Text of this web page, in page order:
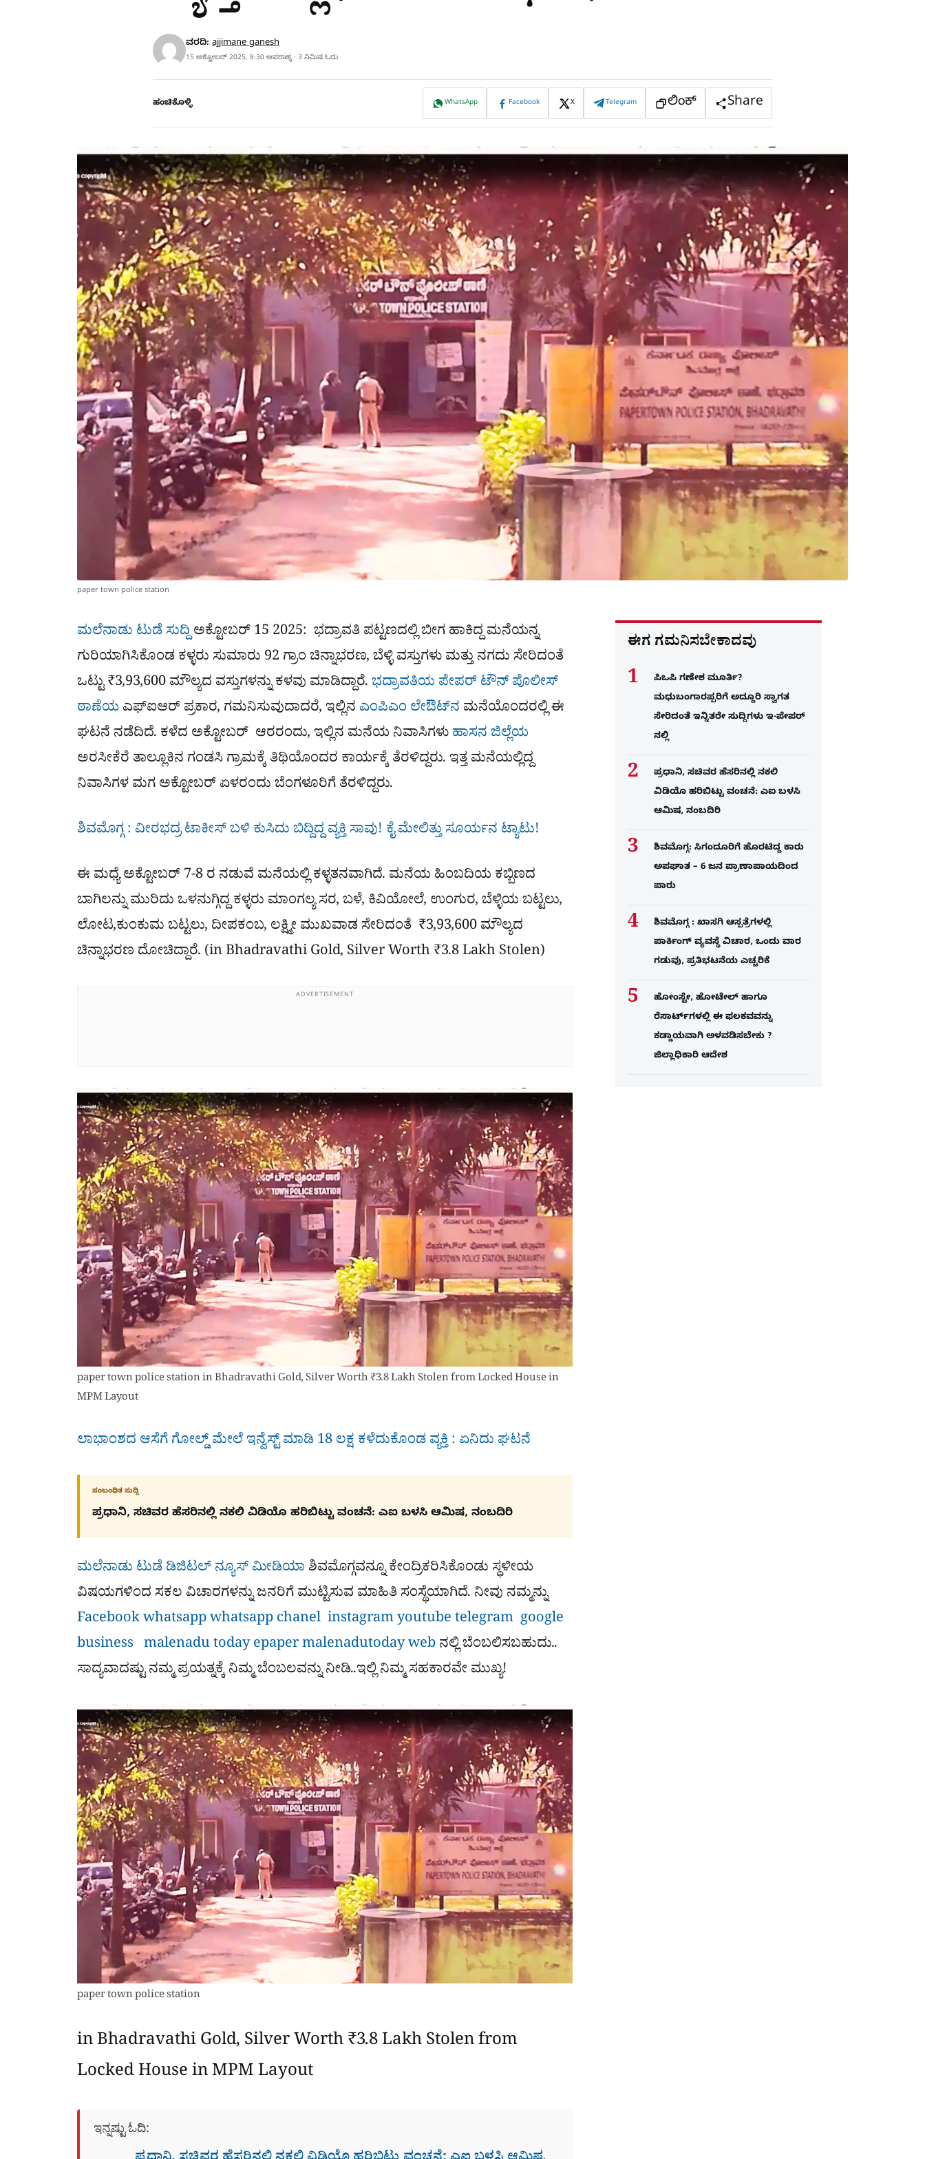
ವರದಿ: ajjimane ganesh
15 ಅಕ್ಟೋಬರ್ 2025, 8:30 ಅಪರಾಹ್ನ · 3 ನಿಮಿಷ ಓದು
ಹಂಚಿಕೊಳ್ಳಿ WhatsApp Facebook X Telegram ಲಿಂಕ್ Share
paper town police station
ಮಲೆನಾಡು ಟುಡೆ ಸುದ್ದಿಅಕ್ಟೋಬರ್ 15 2025: ಭದ್ರಾವತಿ ಪಟ್ಟಣದಲ್ಲಿ ಬೀಗ ಹಾಕಿದ್ದ ಮನೆಯನ್ನ
ಗುರಿಯಾಗಿಸಿಕೊಂಡ ಕಳ್ಳರು ಸುಮಾರು 92 ಗ್ರಾಂ ಚಿನ್ನಾಭರಣ, ಬೆಳ್ಳಿ ವಸ್ತುಗಳು ಮತ್ತು ನಗದು ಸೇರಿದಂತೆ
ಒಟ್ಟು ₹3,93,600 ಮೌಲ್ಯದ ವಸ್ತುಗಳನ್ನು ಕಳವು ಮಾಡಿದ್ದಾರೆ.ಭದ್ರಾವತಿಯ ಪೇಪರ್​ ಟೌನ್​ ಪೊಲೀಸ್
ಠಾಣೆಯ ಎಫ್​ಐಆರ್​ ಪ್ರಕಾರ, ಗಮನಿಸುವುದಾದರೆ, ಇಲ್ಲಿನ ಎಂಪಿಎಂ ಲೇಔಟ್‌ನ ಮನೆಯೊಂದರಲ್ಲಿ ಈ
ಘಟನೆ ನಡೆದಿದೆ. ಕಳೆದ ಅಕ್ಟೋಬರ್​ ಆರರಂದು, ಇಲ್ಲಿನ ಮನೆಯ ನಿವಾಸಿಗಳುಹಾಸನ ಜಿಲ್ಲೆಯ
ಅರಸೀಕೆರೆ ತಾಲ್ಲೂಕಿನ ಗಂಡಸಿ ಗ್ರಾಮಕ್ಕೆ ತಿಥಿಯೊಂದರ ಕಾರ್ಯಕ್ಕೆ ತೆರಳಿದ್ದರು. ಇತ್ತ ಮನೆಯಲ್ಲಿದ್ದ
ನಿವಾಸಿಗಳ ಮಗ ಅಕ್ಟೋಬರ್​ ಏಳರಂದು ಬೆಂಗಳೂರಿಗೆ ತೆರಳಿದ್ದರು.
ಶಿವಮೊಗ್ಗ : ವೀರಭದ್ರ ಟಾಕೀಸ್​ ಬಳಿ ಕುಸಿದು ಬಿದ್ದಿದ್ದ ವ್ಯಕ್ತಿ ಸಾವು! ಕೈ ಮೇಲಿತ್ತು ಸೂರ್ಯನ ಟ್ಯಾಟು!
ಈ ಮಧ್ಯೆ ಅಕ್ಟೋಬರ್​ 7-8 ರ ನಡುವೆ ಮನೆಯಲ್ಲಿ ಕಳ್ಳತನವಾಗಿದೆ. ಮನೆಯ ಹಿಂಬದಿಯ ಕಬ್ಬಿಣದ
ಬಾಗಿಲನ್ನು ಮುರಿದು ಒಳನುಗ್ಗಿದ್ದ ಕಳ್ಳರು ಮಾಂಗಲ್ಯ ಸರ, ಬಳೆ, ಕಿವಿಯೋಲೆ, ಉಂಗುರ, ಬೆಳ್ಳಿಯ ಬಟ್ಟಲು,
ಲೋಟ,ಕುಂಕುಮ ಬಟ್ಟಲು, ದೀಪಕಂಬ, ಲಕ್ಷ್ಮೀ ಮುಖವಾಡ ಸೇರಿದಂತೆ ₹3,93,600 ಮೌಲ್ಯದ
ಚಿನ್ನಾಭರಣ ದೋಚಿದ್ದಾರೆ. (in Bhadravathi Gold, Silver Worth ₹3.8 Lakh Stolen)
ADVERTISEMENT
paper town police station in Bhadravathi Gold, Silver Worth ₹3.8 Lakh Stolen from Locked House in
MPM Layout
ಲಾಭಾಂಶದ ಆಸೆಗೆ ಗೋಲ್ಡ್ ಮೇಲೆ ಇನ್ವೆಸ್ಟ್ ಮಾಡಿ 18 ಲಕ್ಷ ಕಳೆದುಕೊಂಡ ವ್ಯಕ್ತಿ : ಏನಿದು ಘಟನೆ
ಸಂಬಂಧಿತ ಸುದ್ದಿ
ಪ್ರಧಾನಿ, ಸಚಿವರ ಹೆಸರಿನಲ್ಲಿ ನಕಲಿ ವಿಡಿಯೊ ಹರಿಬಿಟ್ಟು ವಂಚನೆ: ಎಐ ಬಳಸಿ ಆಮಿಷ, ನಂಬದಿರಿ
ಮಲೆನಾಡು ಟುಡೆ ಡಿಜಿಟಲ್ ನ್ಯೂಸ್ ಮೀಡಿಯಾ ಶಿವಮೊಗ್ಗವನ್ನೂ ಕೇಂದ್ರಿಕರಿಸಿಕೊಂಡು ಸ್ಥಳೀಯ
ವಿಷಯಗಳಿಂದ ಸಕಲ ವಿಚಾರಗಳನ್ನು ಜನರಿಗೆ ಮುಟ್ಟಿಸುವ ಮಾಹಿತಿ ಸಂಸ್ಥೆಯಾಗಿದೆ. ನೀವು ನಮ್ಮನ್ನು
Facebookwhatsappwhatsapp chanel instagramyoutubetelegram google
business malenadu today epapermalenadutoday webನಲ್ಲಿ ಬೆಂಬಲಿಸಬಹುದು..
ಸಾದ್ಯವಾದಷ್ಟು ನಮ್ಮ ಪ್ರಯತ್ನಕ್ಕೆ ನಿಮ್ಮ ಬೆಂಬಲವನ್ನು ನೀಡಿ..ಇಲ್ಲಿ ನಿಮ್ಮ ಸಹಕಾರವೇ ಮುಖ್ಯ!
paper town police station
in Bhadravathi Gold, Silver Worth ₹3.8 Lakh Stolen from
Locked House in MPM Layout
ಇನ್ನಷ್ಟು ಓದಿ:
ಈಗ ಗಮನಿಸಬೇಕಾದವು
ಪಿಒಪಿ ಗಣೇಶ ಮೂರ್ತಿ?
ಮಧುಬಂಗಾರಪ್ಪರಿಗೆ ಅದ್ದೂರಿ ಸ್ವಾಗತ
ಸೇರಿದಂತೆ ಇನ್ನಿತರೇ ಸುದ್ದಿಗಳು ಇ-ಪೇಪರ್​
ನಲ್ಲಿ
ಪ್ರಧಾನಿ, ಸಚಿವರ ಹೆಸರಿನಲ್ಲಿ ನಕಲಿ
ವಿಡಿಯೊ ಹರಿಬಿಟ್ಟು ವಂಚನೆ: ಎಐ ಬಳಸಿ
ಆಮಿಷ, ನಂಬದಿರಿ
ಶಿವಮೊಗ್ಗ: ಸಿಗಂದೂರಿಗೆ ಹೊರಟಿದ್ದ ಕಾರು
ಅಪಘಾತ – 6 ಜನ ಪ್ರಾಣಾಪಾಯದಿಂದ
ಪಾರು
ಶಿವಮೊಗ್ಗ : ಖಾಸಗಿ ಆಸ್ಪತ್ರೆಗಳಲ್ಲಿ
ಪಾರ್ಕಿಂಗ್​ ವ್ಯವಸ್ಥೆ ವಿಚಾರ, ಒಂದು ವಾರ
ಗಡುವು, ಪ್ರತಿಭಟನೆಯ ಎಚ್ಚರಿಕೆ
ಹೋಂಸ್ಟೇ, ಹೋಟೇಲ್ ಹಾಗೂ
ರೆಸಾರ್ಟ್‌ಗಳಲ್ಲಿ ಈ ಫಲಕವವನ್ನು
ಕಡ್ಡಾಯವಾಗಿ ಅಳವಡಿಸಬೇಕು ?
ಜಿಲ್ಲಾಧಿಕಾರಿ ಆದೇಶ